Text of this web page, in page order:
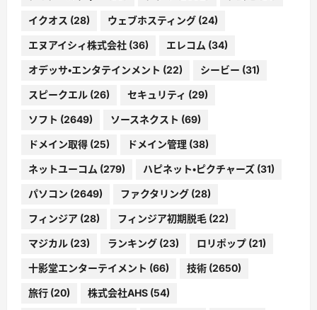
イクオス (28) ウェブホスティング (24)
エヌアイシィ株式会社 (36) エレコム (34)
オデッサ・エンタテインメント (22) シービー (31)
スピークエル (26) セキュリティ (29)
ソフト (2649) ソースネクスト (69)
ドメイン取得 (25) ドメイン管理 (38)
ネットユーコム (279) ハピネット・ピクチャーズ (31)
パソコン (2649) ファクタリング (28)
フィンジア (28) フィンジア初期脱毛 (22)
マジカル (23) ランキング (23) ロリポップ (21)
十影堂エンターテイメント (66) 技術 (2650)
旅行 (20) 株式会社AHS (54)